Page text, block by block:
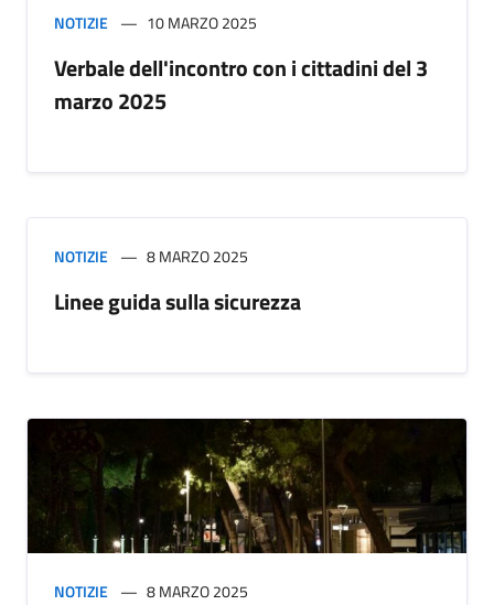
NOTIZIE 10 MARZO 2025
Verbale dell'incontro con i cittadini del 3
marzo 2025
NOTIZIE 8 MARZO 2025
Linee guida sulla sicurezza
NOTIZIE 8 MARZO 2025